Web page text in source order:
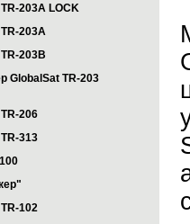
203А LOCK
TR-203А
203B
GlobalSat TR-203
206
313
102